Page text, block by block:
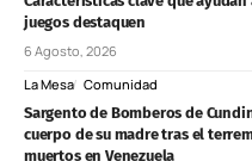
juegos destaquen
6 Agosto, 2026
La Mesa Comunidad
Sargento de Bomberos de
cuerpo de su madre tras el
muertos en Venezuela